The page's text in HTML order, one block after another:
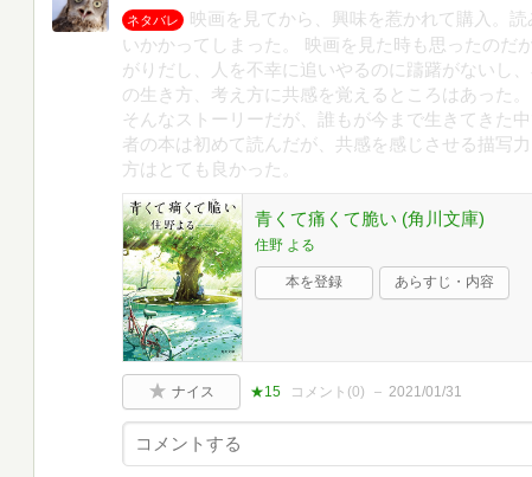
ネタバレ
映画を見てから、興味を惹かれて購入。
いかかってしまった。 映画を見た時も思ったのだ
がりだし、人を不幸に追いやるのに躊躇がないし
の生き方、考え方に共感を覚えるところはあった
そんなストーリーだが、誰もが今まで生きてきた
者の本は初めて読んだが、共感を感じさせる描写
方はとても良かった。
青くて痛くて脆い (角川文庫)
住野 よる
本を登録 あらすじ・内容
ナイス ★15 コメント(0) 2021/01/31